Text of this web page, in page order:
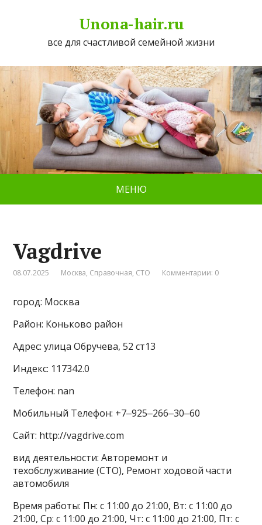
Unona-hair.ru
все для счастливой семейной жизни
МЕНЮ
Vagdrive
08.07.2025 Москва, Справочная, СТО Комментарии: 0
город: Москва
Район: Коньково район
Адрес: улица Обручева, 52 ст13
Индекс: 117342.0
Телефон: nan
Мобильный Телефон: +7‒925‒266‒30‒60
Сайт: http://vagdrive.com
вид деятельности: Авторемонт и
техобслуживание (СТО), Ремонт ходовой части
автомобиля
Время работы: Пн: с 11:00 до 21:00, Вт: с 11:00 до
21:00, Ср: с 11:00 до 21:00, Чт: с 11:00 до 21:00, Пт: с